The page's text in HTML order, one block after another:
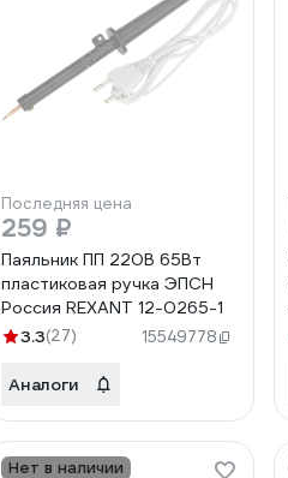
Последняя цена
259 ₽
Паяльник ПП 220В 65Вт
пластиковая ручка ЭПСН
Россия REXANT 12-0265-1
3.3(27) 15549778
Аналоги
Нет в наличии